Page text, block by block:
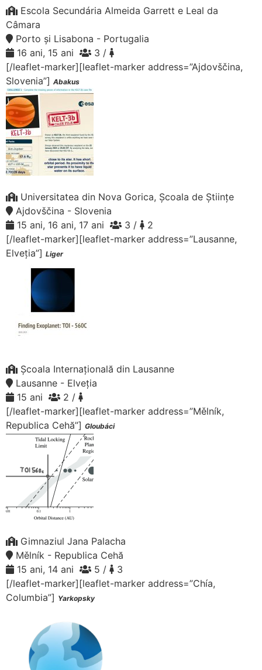
Escola Secundária Almeida Garrett e Leal da
Câmara
Porto și Lisabona - Portugalia
16 ani, 15 ani
3 /
[/leaflet-marker][leaflet-marker address=”Ajdovščina,
Slovenia”] Abakus
Universitatea din Nova Gorica, Școala de Științe
Ajdovščina - Slovenia
15 ani, 16 ani, 17 ani
3 /
2
[/leaflet-marker][leaflet-marker address=”Lausanne,
Elveția”] Liger
Școala Internațională din Lausanne
Lausanne - Elveția
15 ani
2 /
[/leaflet-marker][leaflet-marker address=”Mělník,
Republica Cehă”] Gloubáci
Gimnaziul Jana Palacha
Mělník - Republica Cehă
15 ani, 14 ani
5 /
3
[/leaflet-marker][leaflet-marker address=”Chía,
Columbia”] Yarkopsky